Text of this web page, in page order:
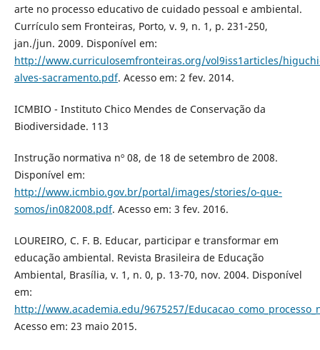
arte no processo educativo de cuidado pessoal e ambiental.
Currículo sem Fronteiras, Porto, v. 9, n. 1, p. 231-250,
jan./jun. 2009. Disponível em:
http://www.curriculosemfronteiras.org/vol9iss1articles/
alves-sacramento.pdf. Acesso em: 2 fev. 2014.
ICMBIO - Instituto Chico Mendes de Conservação da
Biodiversidade. 113
Instrução normativa nº 08, de 18 de setembro de 2008.
Disponível em:
http://www.icmbio.gov.br/portal/images/stories/o-que-
somos/in082008.pdf. Acesso em: 3 fev. 2016.
LOUREIRO, C. F. B. Educar, participar e transformar em
educação ambiental. Revista Brasileira de Educação
Ambiental, Brasília, v. 1, n. 0, p. 13-70, nov. 2004. Disponível
em:
http://www.academia.edu/9675257/
Acesso em: 23 maio 2015.